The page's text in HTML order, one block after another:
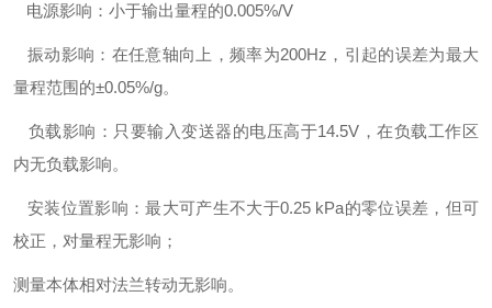
电源影响：小于输出量程的0.005%/V
振动影响：在任意轴向上，频率为200Hz，引起的误差为最大
量程范围的±0.05%/g。
负载影响：只要输入变送器的电压高于14.5V，在负载工作区
内无负载影响。
安装位置影响：最大可产生不大于0.25 kPa的零位误差，但可
校正，对量程无影响；
测量本体相对法兰转动无影响。